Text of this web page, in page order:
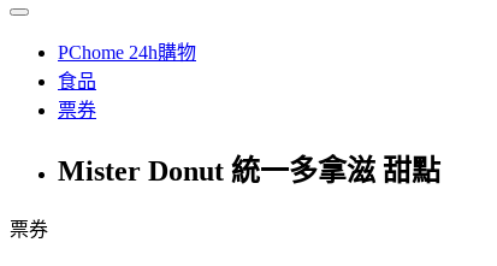
PChome 24h購物
食品
票券
Mister Donut 統一多拿滋 甜點
票券